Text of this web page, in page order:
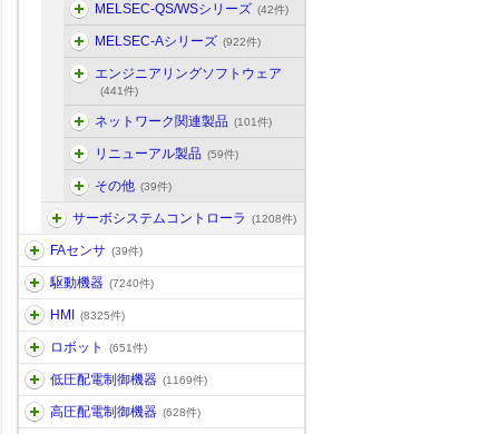
MELSEC-QS/WSシリーズ (42件)
MELSEC-Aシリーズ (922件)
エンジニアリングソフトウェア
(441件)
ネットワーク関連製品 (101件)
リニューアル製品 (59件)
その他 (39件)
サーボシステムコントローラ (1208件)
FAセンサ (39件)
駆動機器 (7240件)
HMI (8325件)
ロボット (651件)
低圧配電制御機器 (1169件)
高圧配電制御機器 (628件)